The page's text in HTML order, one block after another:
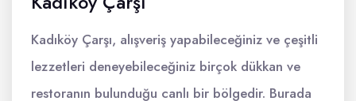
Kadıköy Çarşı, alışveriş yapabileceğiniz ve çeşitli
lezzetleri deneyebileceğiniz birçok dükkan ve
restoranın bulunduğu canlı bir bölgedir. Burada